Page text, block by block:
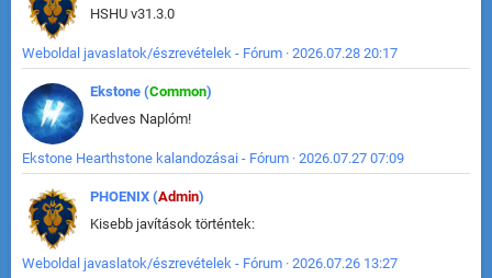
HSHU v31.3.0
Weboldal javaslatok/észrevételek - Fórum · 2026.07.28 20:17
Ekstone (Common)
Kedves Naplóm!
Ekstone Hearthstone kalandozásai - Fórum · 2026.07.27 07:09
PHOENIX (Admin)
Kisebb javítások történtek:
Weboldal javaslatok/észrevételek - Fórum · 2026.07.26 13:27